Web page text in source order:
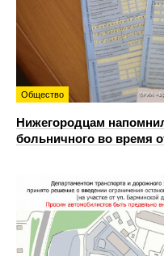
Общество
Нижегородцам
больничного во время